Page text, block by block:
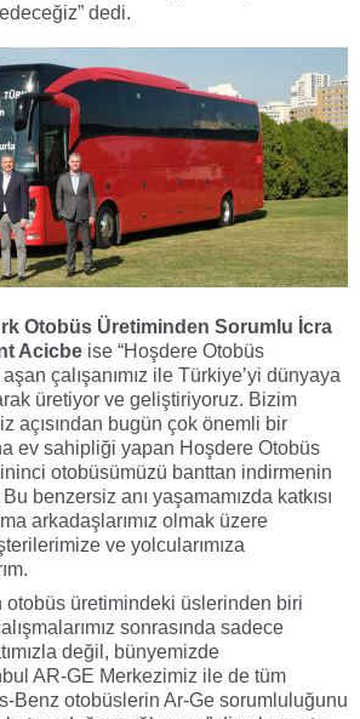
dedi.
Otobüs Üretiminden Sorumlu İcra
Acicbe ise “Hoşdere Otobüs
çalışanımız ile Türkiye’yi dünyaya
üretiyor ve geliştiriyoruz. Bizim
açısından bugün çok önemli bir
ev sahipliği yapan Hoşdere Otobüs
otobüsümüzü banttan indirmenin
benzersiz anı yaşamamızda katkısı
arkadaşlarımız olmak üzere
ve yolcularımıza
otobüs üretimindeki üslerinden biri
sonrasında sadece
değil, bünyemizde
AR-GE Merkezimiz ile de tüm
Benz otobüslerin Ar-Ge sorumluluğunu